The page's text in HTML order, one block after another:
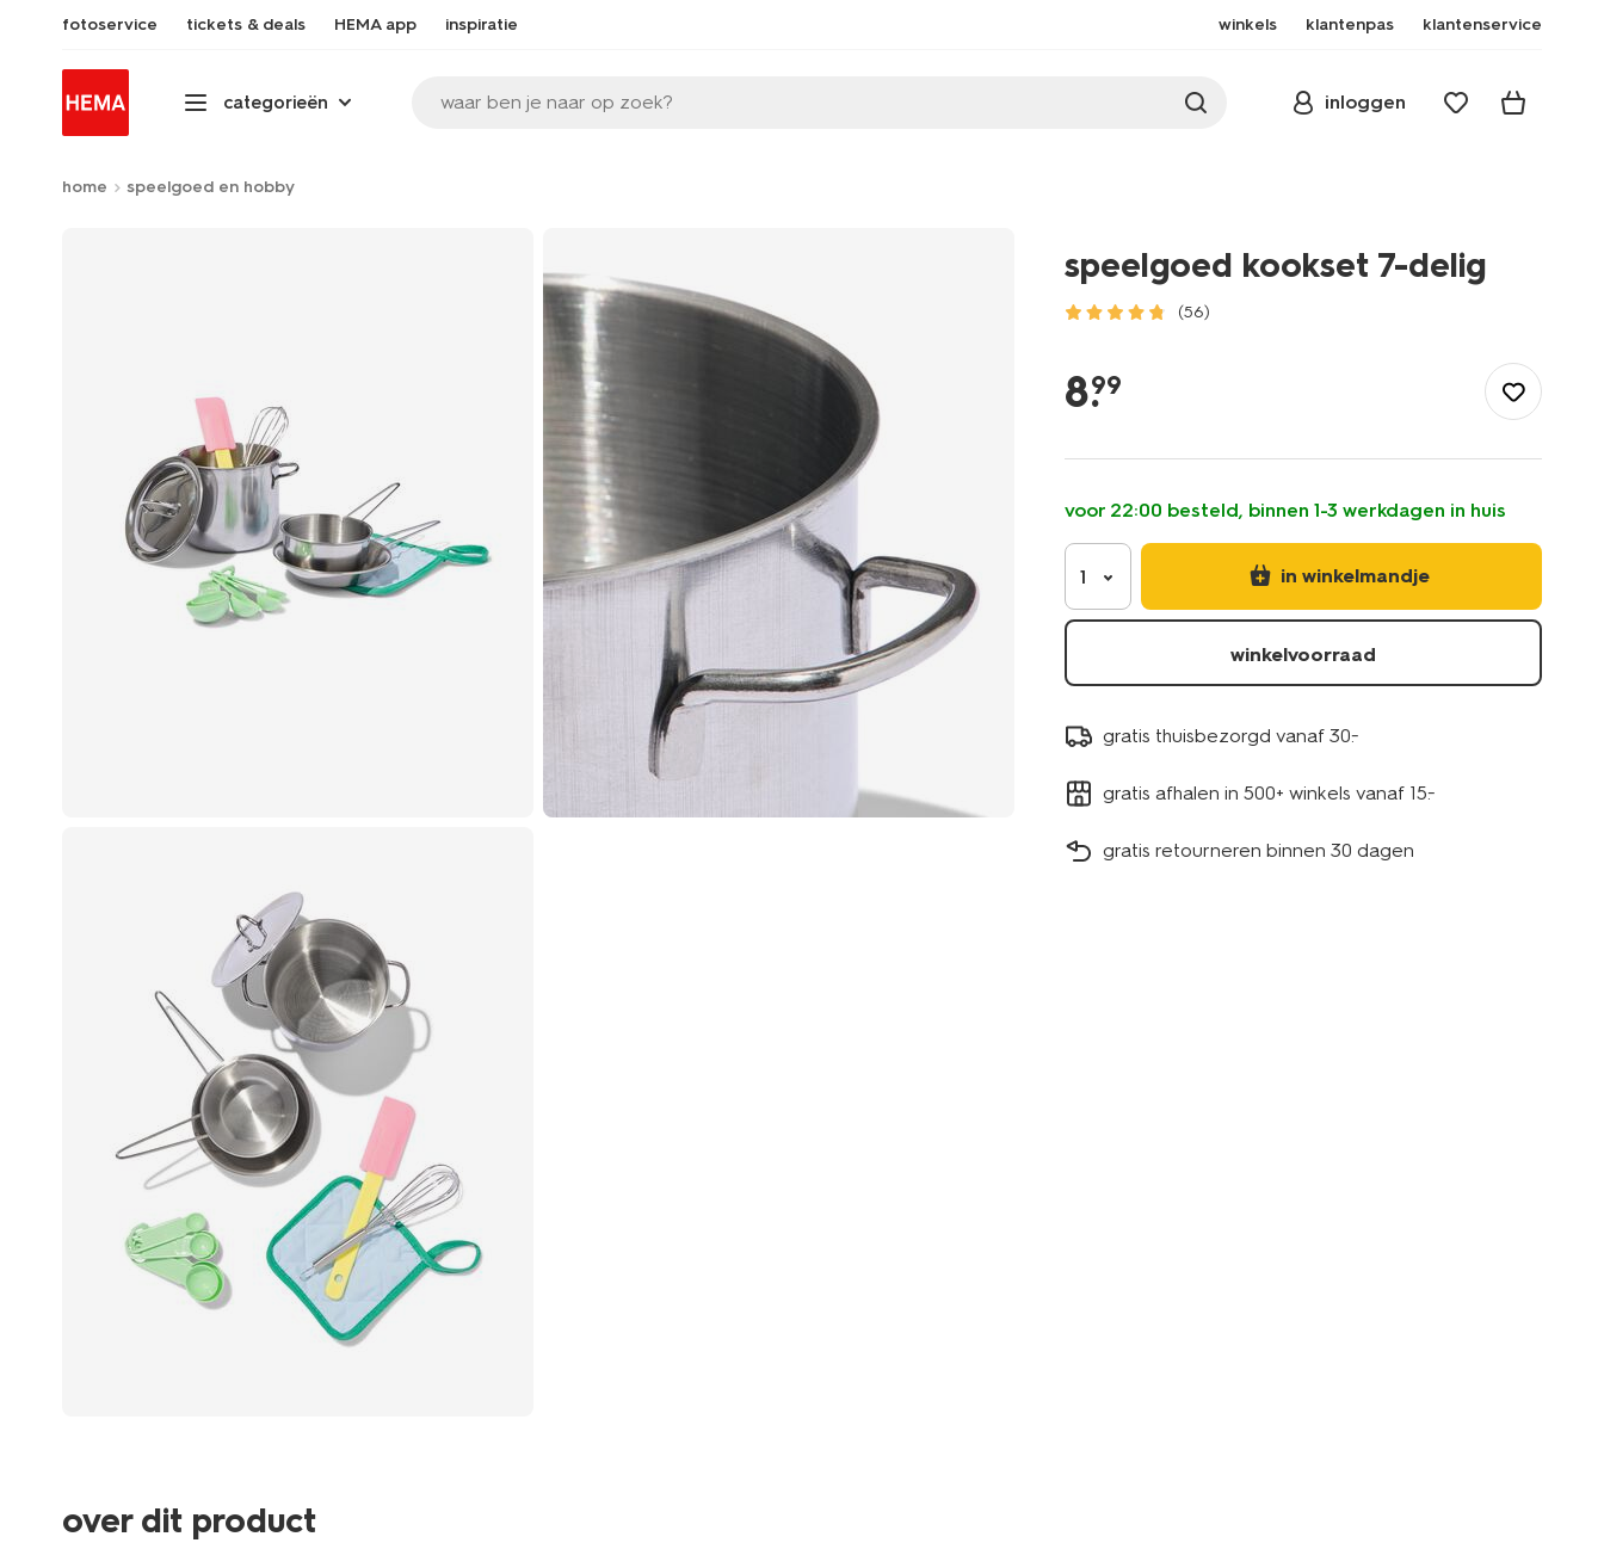
fotoservice tickets & deals HEMA app inspiratie winkels klantenpas klantenservice
categorieën waar ben je naar op zoek? inloggen
home speelgoed en hobby
over dit product
speelgoed kookset 7-delig
(56)
kookset-
8.
99
voor 22:00 besteld, binnen 1-3 werkdagen in huis
1 in winkelmandje
winkelvoorraad
gratis thuisbezorgd vanaf 30.-
gratis afhalen in 500+ winkels vanaf 15.-
gratis retourneren binnen 30 dagen